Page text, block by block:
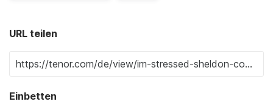
URL teilen
Einbetten